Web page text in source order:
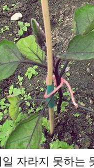
자라지 못하는